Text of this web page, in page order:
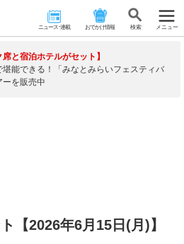
ニュース･連載 おでかけ情報 検 索 メニュー
席と宿泊ホテルがセット】
堪能できる！「みなとみらいフェスティバ
ーを販売中
【2026年6月15日(月)】